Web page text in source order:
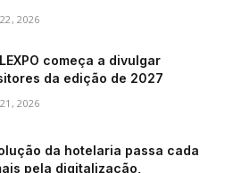
2026
começa a divulgar
da edição de 2027
2026
da hotelaria passa cada
pela digitalização,